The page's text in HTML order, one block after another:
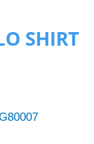
SHIRT